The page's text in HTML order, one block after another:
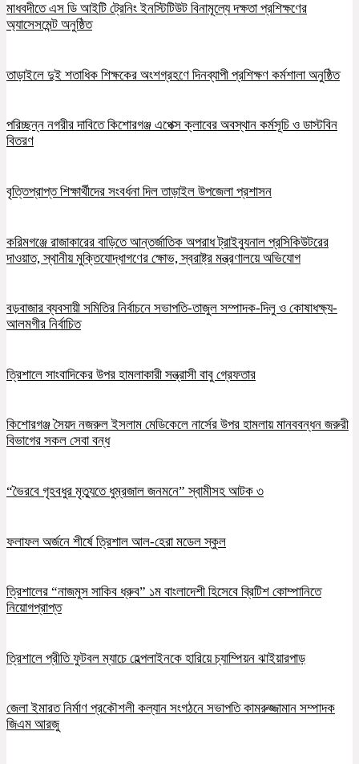
মাধবদীতে এস ডি আইটি ট্রেনিং ইনস্টিটিউট বিনামূল্যে দক্ষতা প্রশিক্ষণের
অ্যাসেসমেন্ট অনুষ্ঠিত
তাড়াইলে দুই শতাধিক শিক্ষকের অংশগ্রহণে দিনব্যাপী প্রশিক্ষণ কর্মশালা অনুষ্ঠিত
পরিচ্ছন্ন নগরীর দাবিতে কিশোরগঞ্জ এপেক্স ক্লাবের অবস্থান কর্মসূচি ও ডাস্টবিন
বিতরণ
বৃত্তিপ্রাপ্ত শিক্ষার্থীদের সংবর্ধনা দিল তাড়াইল উপজেলা প্রশাসন
করিমগঞ্জে রাজাকারের বাড়িতে আন্তর্জাতিক অপরাধ ট্রাইব্যুনাল প্রসিকিউটরের
দাওয়াত, স্থানীয় মুক্তিযোদ্ধাগণের ক্ষোভ, স্বরাষ্ট্র মন্ত্রণালয়ে অভিযোগ
বড়বাজার ব্যবসায়ী সমিতির নির্বাচনে সভাপতি-তাজুল সম্পাদক-দিলু ও কোষাধক্ষ্য-
আলমগীর নির্বাচিত
ত্রিশালে সাংবাদিকের উপর হামলাকারী সন্ত্রাসী বাবু গ্রেফতার
কিশোরগঞ্জ সৈয়দ নজরুল ইসলাম মেডিকেলে নার্সের উপর হামলায় মানববন্ধন জরুরী
বিভাগের সকল সেবা বন্ধ
“ভৈরবে গৃহবধুর মৃত্যুতে ধুম্রজাল জনমনে” স্বামীসহ আটক ৩
ফলাফল অর্জনে শীর্ষে ত্রিশাল আল-হেরা মডেল স্কুল
ত্রিশালের “নাজমুস সাকিব ধ্রুব” ১ম বাংলাদেশী হিসেবে ব্রিটিশ কোম্পানিতে
নিয়োগপ্রাপ্ত
ত্রিশালে প্রীতি ফুটবল ম্যাচে হেল্পলাইনকে হারিয়ে চ্যাম্পিয়ন ঝাইয়ারপাড়
জেলা ইমারত নির্মাণ প্রকৌশলী কল্যান সংগঠনে সভাপতি কামরুজ্জামান সম্পাদক
জিএম আরজু